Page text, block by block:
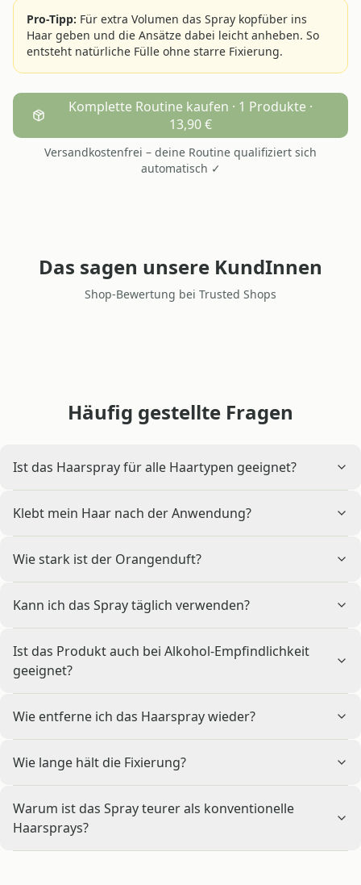
Pro-Tipp: Für extra Volumen das Spray kopfüber ins
Haar geben und die Ansätze dabei leicht anheben. So
entsteht natürliche Fülle ohne starre Fixierung.
Komplette Routine kaufen · 1 Produkte ·
13,90 €
Versandkostenfrei – deine Routine qualifiziert sich
automatisch ✓
Das sagen unsere KundInnen
Shop-Bewertung bei Trusted Shops
Häufig gestellte Fragen
Ist das Haarspray für alle Haartypen geeignet?
Klebt mein Haar nach der Anwendung?
Wie stark ist der Orangenduft?
Kann ich das Spray täglich verwenden?
Ist das Produkt auch bei Alkohol-Empfindlichkeit
geeignet?
Wie entferne ich das Haarspray wieder?
Wie lange hält die Fixierung?
Warum ist das Spray teurer als konventionelle
Haarsprays?